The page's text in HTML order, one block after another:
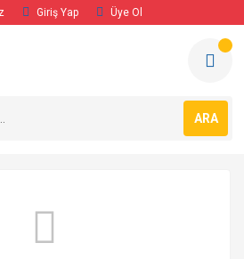
Giriş Yap Üye Ol
ARA